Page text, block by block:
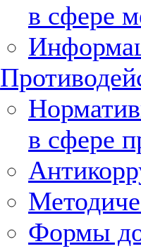
в сфере
в сфере
Формы